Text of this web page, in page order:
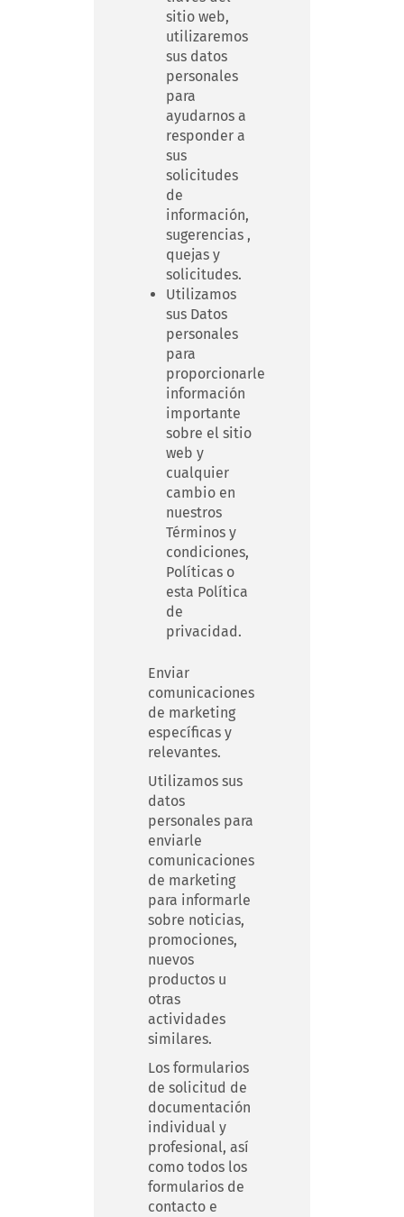
sitio web,
utilizaremos
sus datos
personales
para
ayudarnos a
responder a
sus
solicitudes
de
información,
sugerencias ,
quejas y
solicitudes.
Utilizamos
sus Datos
personales
para
proporcionarle
información
importante
sobre el sitio
web y
cualquier
cambio en
nuestros
Términos y
condiciones,
Políticas o
esta Política
de
privacidad.
Enviar
comunicaciones
de marketing
específicas y
relevantes.
Utilizamos sus
datos
personales para
enviarle
comunicaciones
de marketing
para informarle
sobre noticias,
promociones,
nuevos
productos u
otras
actividades
similares.
Los formularios
de solicitud de
documentación
individual y
profesional, así
como todos los
formularios de
contacto e